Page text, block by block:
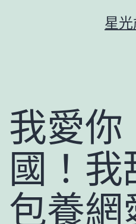
星光
我愛你
國！我
包養網